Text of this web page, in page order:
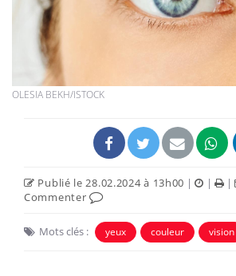
OLESIA BEKH/ISTOCK
Publié le 28.02.2024 à 13h00 | | |
Commenter
Mots clés : yeux couleur vision